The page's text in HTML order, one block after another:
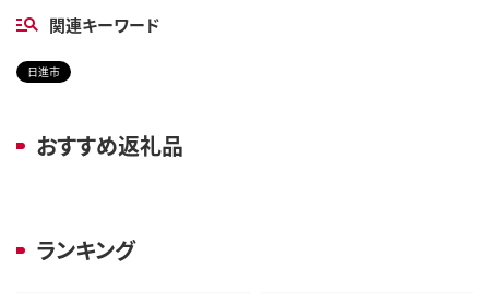
関連キーワード
日進市
おすすめ返礼品
ランキング